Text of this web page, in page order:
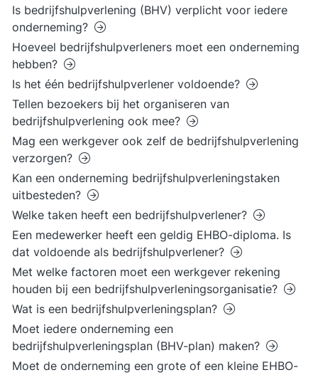
Is bedrijfshulpverlening (BHV) verplicht voor iedere
onderneming?
Hoeveel bedrijfshulpverleners moet een onderneming
hebben?
Is het één bedrijfshulpverlener voldoende?
Tellen bezoekers bij het organiseren van
bedrijfshulpverlening ook mee?
Mag een werkgever ook zelf de bedrijfshulpverlening
verzorgen?
Kan een onderneming bedrijfshulpverleningstaken
uitbesteden?
Welke taken heeft een bedrijfshulpverlener?
Een medewerker heeft een geldig EHBO-diploma. Is
dat voldoende als bedrijfshulpverlener?
Met welke factoren moet een werkgever rekening
houden bij een bedrijfshulpverleningsorganisatie?
Wat is een bedrijfshulpverleningsplan?
Moet iedere onderneming een
bedrijfshulpverleningsplan (BHV-plan) maken?
Moet de onderneming een grote of een kleine EHBO-